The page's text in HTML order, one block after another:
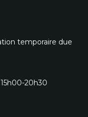
temporaire due
20h30